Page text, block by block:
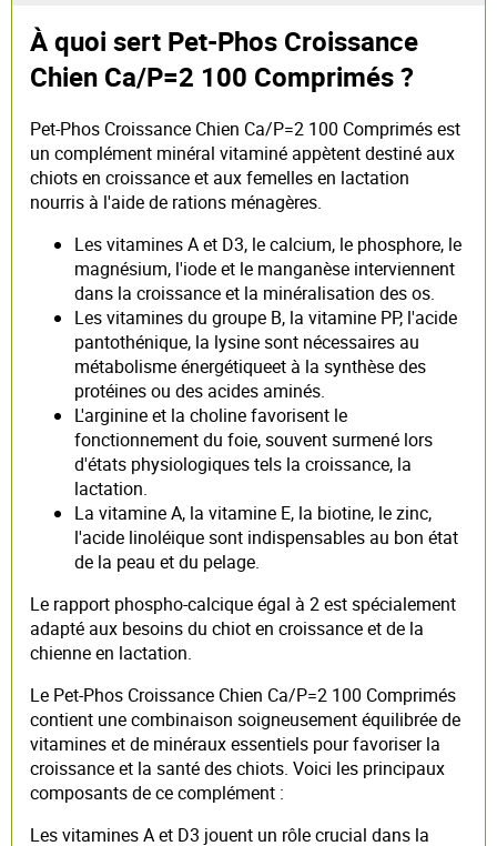
À quoi sert Pet-Phos Croissance
Chien Ca/P=2 100 Comprimés ?
Pet-Phos Croissance Chien Ca/P=2 100 Comprimés est
un complément minéral vitaminé appètent destiné aux
chiots en croissance et aux femelles en lactation
nourris à l'aide de rations ménagères.
Les vitamines A et D3, le calcium, le phosphore, le
magnésium, l'iode et le manganèse interviennent
dans la croissance et la minéralisation des os.
Les vitamines du groupe B, la vitamine PP, l'acide
pantothénique, la lysine sont nécessaires au
métabolisme énergétiqueet à la synthèse des
protéines ou des acides aminés.
L'arginine et la choline favorisent le
fonctionnement du foie, souvent surmené lors
d'états physiologiques tels la croissance, la
lactation.
La vitamine A, la vitamine E, la biotine, le zinc,
l'acide linoléique sont indispensables au bon état
de la peau et du pelage.
Le rapport phospho-calcique égal à 2 est spécialement
adapté aux besoins du chiot en croissance et de la
chienne en lactation.
Le Pet-Phos Croissance Chien Ca/P=2 100 Comprimés
contient une combinaison soigneusement équilibrée de
vitamines et de minéraux essentiels pour favoriser la
croissance et la santé des chiots. Voici les principaux
composants de ce complément :
Les vitamines A et D3 jouent un rôle crucial dans la